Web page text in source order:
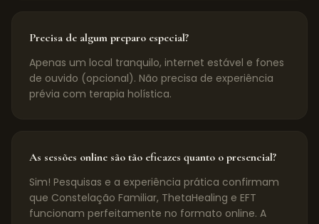
Precisa de algum preparo especial?
Apenas um local tranquilo, internet estável e fones
de ouvido (opcional). Não precisa de experiência
prévia com terapia holística.
As sessões online são tão eficazes quanto o presencial?
Sim! Pesquisas e a experiência prática confirmam
que Constelação Familiar, ThetaHealing e EFT
funcionam perfeitamente no formato online. A